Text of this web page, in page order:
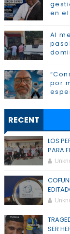
en
Al
por
RECENT
LOS
PARA
SER